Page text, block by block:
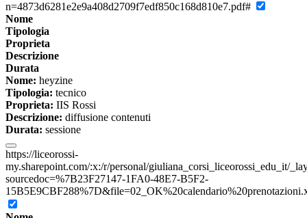
n=4873d6281e2e9a408d2709f7edf850c168d810e7.pdf#
Nome
Tipologia
Proprieta
Descrizione
Durata
Nome: heyzine
Tipologia: tecnico
Proprieta: IIS Rossi
Descrizione: diffusione contenuti
Durata: sessione
https://liceorossi-
my.sharepoint.com/:x:/r/personal/giuliana_corsi_liceorossi_edu_it/
sourcedoc=%7B23F27147-1FA0-48E7-B5F2-